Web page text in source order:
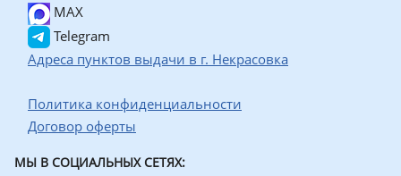
MAX
Telegram
Адреса пунктов выдачи в г. Некрасовка
Политика конфиденциальности
Договор оферты
МЫ В СОЦИАЛЬНЫХ СЕТЯХ: